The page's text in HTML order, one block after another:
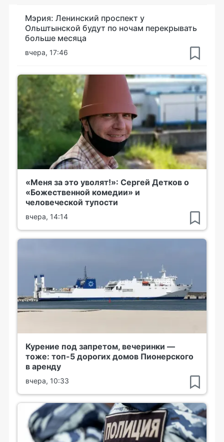
Мэрия: Ленинский проспект у
Ольштынской будут по ночам перекрывать
больше месяца
вчера, 17:46
«Меня за это уволят!»: Сергей Детков о
«Божественной комедии» и
человеческой тупости
вчера, 14:14
Курение под запретом, вечеринки —
тоже: топ-5 дорогих домов Пионерского
в аренду
вчера, 10:33